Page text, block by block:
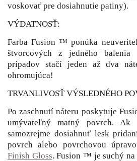
voskovať pre dosiahnutie patiny).
VÝDATNOSŤ:
Farba Fusion ™ ponúka
štvorcových z jedného
prípadov stačí jeden až dva
ohromujúca!
TRVANLIVOSŤ VÝSLEDNÉHO
Po zaschnutí náteru poskytuje
umývateľný matný povrch. Ak
samozrejme dosiahnuť lesk
povrch alebo povrchovou
Finish Gloss. Fusion ™ je suchý